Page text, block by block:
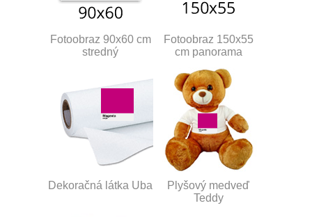
Fotoobraz 90x60 cm
stredný
Fotoobraz 150x55
cm panorama
Dekoračná látka Uba
Plyšový medveď
Teddy